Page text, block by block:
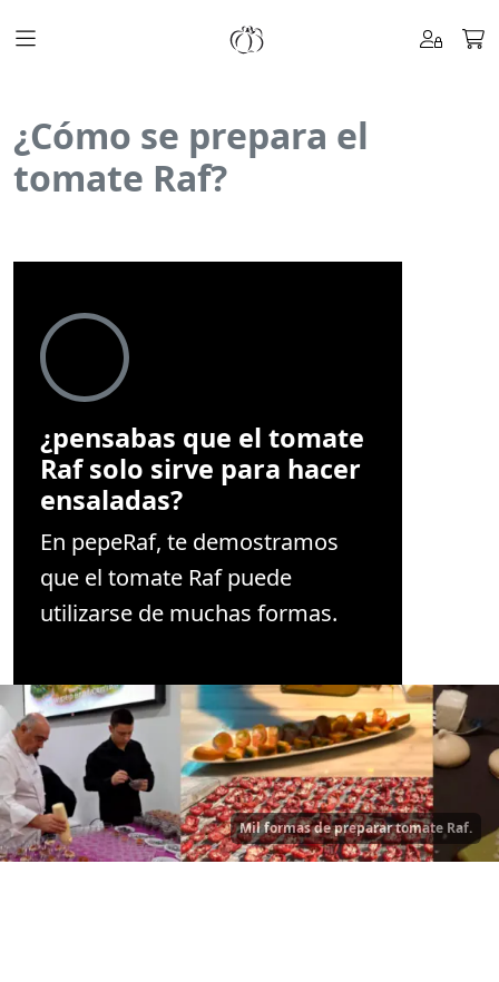
¿Cómo se prepara el
tomate Raf?
¿pensabas que el tomate
Raf solo sirve para hacer
ensaladas?
En pepeRaf, te demostramos
que el tomate Raf puede
utilizarse de muchas formas.
Mil formas de preparar tomate Raf.